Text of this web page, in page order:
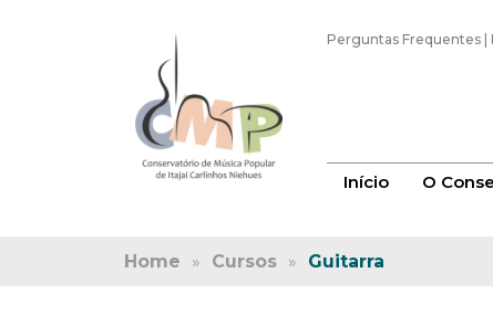
Perguntas Frequentes|
Início O
Home » Cursos » Guitarra